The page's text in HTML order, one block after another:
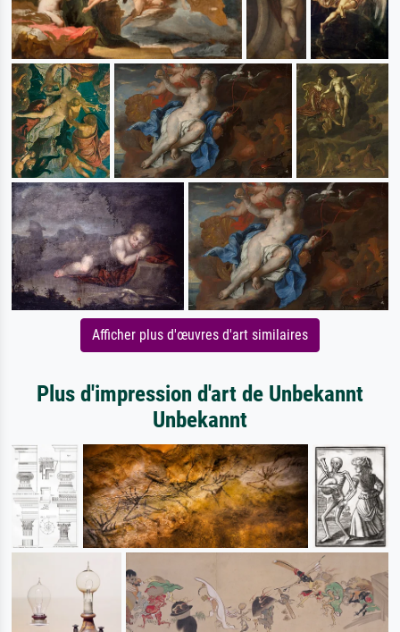
Afficher plus d'œuvres d'art similaires
Plus d'impression d'art de Unbekannt
Unbekannt